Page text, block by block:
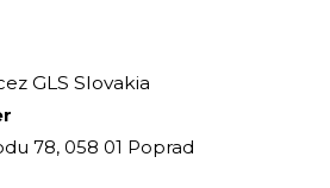
GLS Slovakia
78, 058 01 Poprad